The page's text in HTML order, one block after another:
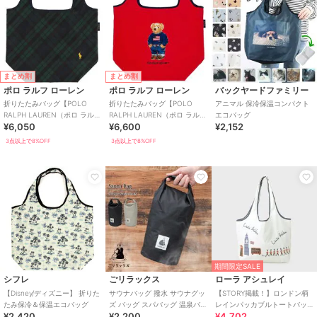
まとめ割
ポロ ラルフ ローレン
折りたたみバッグ【POLO
RALPH LAUREN（ポロ ラルフ
ローレン）】
¥6,050
3点以上で8%OFF
まとめ割
ポロ ラルフ ローレン
折りたたみバッグ【POLO
RALPH LAUREN（ポロ ラルフ
ローレン）】
¥6,600
3点以上で8%OFF
バックヤードファミリー
アニマル 保冷保温コンパクト
エコバッグ
¥2,152
シフレ
【Disney/ディズニー】 折りた
たみ保冷＆保温エコバッグ
ごリラックス
サウナバッグ 撥水 サウナグッ
ズ バッグ スパバッグ 温泉バッ
グ サウナ ポーチ コンパクト
期間限定SALE
ローラ アシュレイ
【STORY掲載！】ロンドン柄
レインパッカブルトートバッ
グ